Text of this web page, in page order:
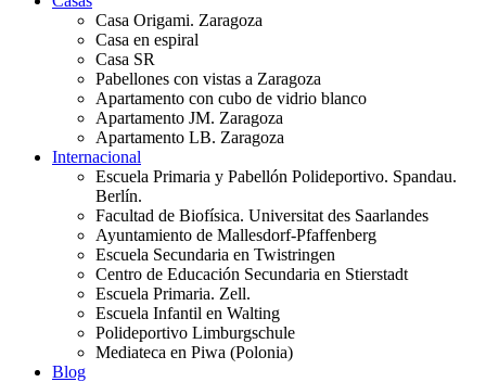
Casa Origami. Zaragoza
Casa en espiral
Casa SR
Pabellones con vistas a Zaragoza
Apartamento con cubo de vidrio blanco
Apartamento JM. Zaragoza
Apartamento LB. Zaragoza
Internacional
Escuela Primaria y Pabellón Polideportivo. Spandau.
Berlín.
Facultad de Biofísica. Universitat des Saarlandes
Ayuntamiento de Mallesdorf-Pfaffenberg
Escuela Secundaria en Twistringen
Centro de Educación Secundaria en Stierstadt
Escuela Primaria. Zell.
Escuela Infantil en Walting
Polideportivo Limburgschule
Mediateca en Piwa (Polonia)
Blog